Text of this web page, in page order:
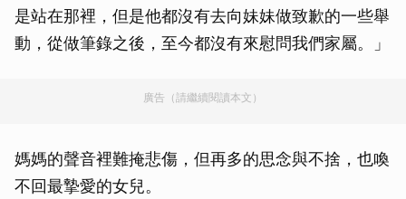
是站在那裡，但是他都沒有去向妹妹做致歉的一些舉
動，從做筆錄之後，至今都沒有來慰問我們家屬。」
廣告（請繼續閱讀本文）
媽媽的聲音裡難掩悲傷，但再多的思念與不捨，也喚
不回最摯愛的女兒。